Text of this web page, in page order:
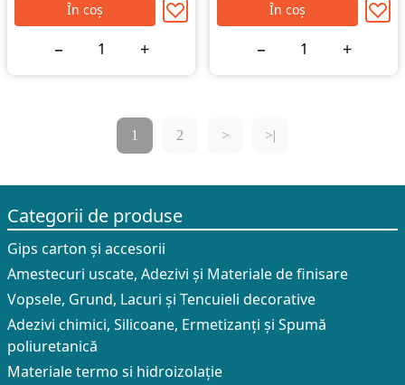
În coș
− +
În coș
− +
1 2 > >|
Categorii de produse
Gips carton și accesorii
Amestecuri uscate, Adezivi şi Materiale de finisare
Vopsele, Grund, Lacuri și Tencuieli decorative
Adezivi chimici, Silicoane, Ermetizanți și Spumă
poliuretanică
Materiale termo si hidroizolație